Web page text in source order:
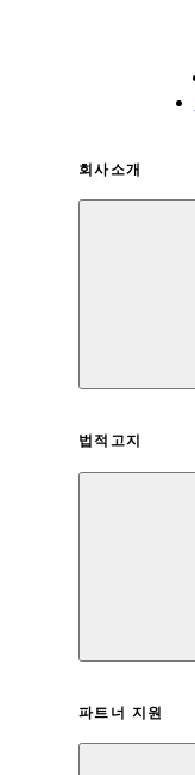
회사소개
법적고지
파트너 지원